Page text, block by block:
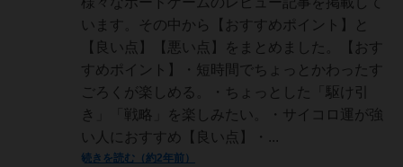
います。その中から【おすすめポイント】と
【良い点】【悪い点】をまとめました。【おす
すめポイント】・短時間でちょっとかわったす
ごろくが楽しめる。・ちょっとした「駆け引
き」「戦略」を楽しみたい。・サイコロ運が強
い人におすすめ【良い点】・...
続きを読む（約2年前）